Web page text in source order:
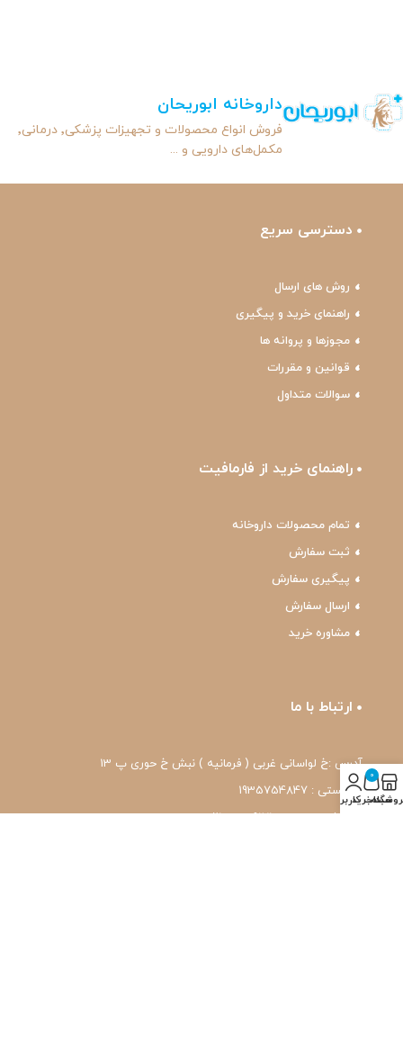
داروخانه ابوریحان
فروش انواع محصولات و تجهیزات پزشکی٬ درمانی٬
مکمل‌های دارویی و ...
دسترسی سریع
روش های ارسال
راهنمای خرید و پیگیری
مجوزها و پروانه ها
قوانین و مقررات
سوالات متداول
راهنمای خرید از فارمافیت
تمام محصولات داروخانه
ثبت سفارش
پیگیری سفارش
ارسال سفارش
مشاوره خرید
ارتباط با ما
آدرس :خ لواسانی غربی ( فرمانیه ) نبش خ حوری پ 13
کد پستی : 1935754847
شماره تماس: 22239171-۰۲۱
0
سبد خرید
حساب کاربری من